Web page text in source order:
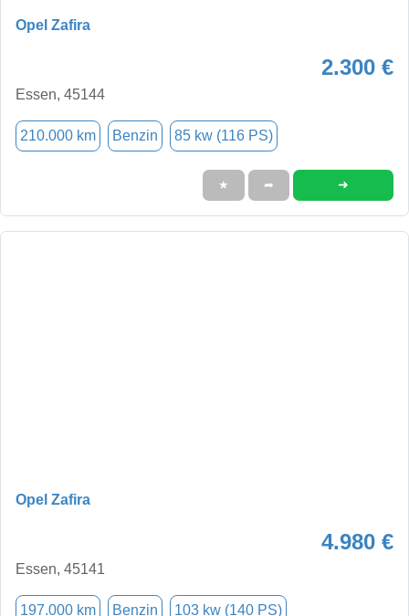
Opel Zafira
2.300 €
Essen, 45144
210.000 km Benzin 85 kw (116 PS)
★ ➦ ➜
Opel Zafira
4.980 €
Essen, 45141
197.000 km Benzin 103 kw (140 PS)